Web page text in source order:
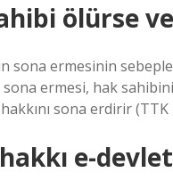
ölürse
sona ermesinin
ermesi, hak
sona erdirir (TTK
e-